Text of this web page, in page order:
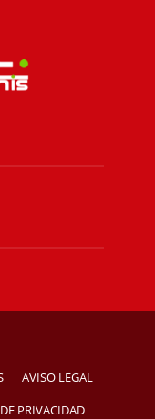
AVISO LEGAL
PRIVACIDAD